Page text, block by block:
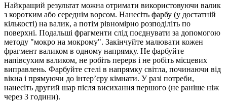
Найкращий результат можна отримати використовуючи валик
з коротким або середнім ворсом. Нанесіть фарбу (у достатній
кількості) на валик, а потім рівномірно розподіліть по
поверхні. Подальші фрагменти слід поєднувати за допомогою
методу "мокро на мокрому". Закінчуйте малювати кожен
фрагмент валиком в одному напрямку. Не фарбуйте
напівсухим валиком, не робіть перерв і не робіть місцевих
виправлень. Фарбуйте стелі в напрямку світла, починаючи від
вікна і прямуючи до інтер’єру кімнати. У разі потреби,
нанесіть другий шар після висихання першого (не раніше ніж
через 3 години).